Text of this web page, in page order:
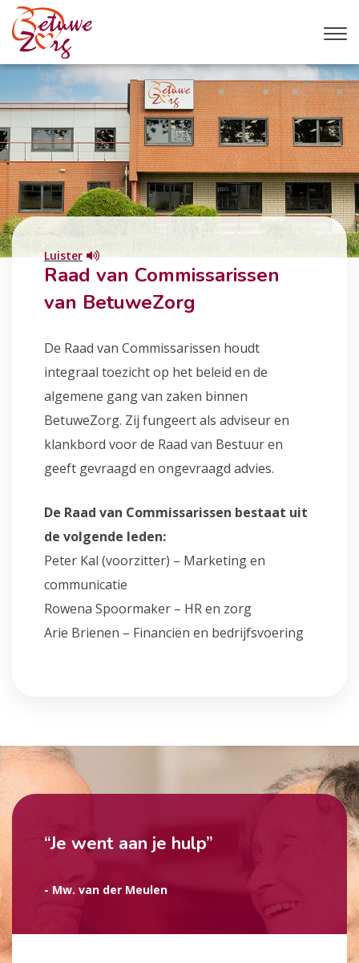
Luister
Raad van Commissarissen
van BetuweZorg
De Raad van Commissarissen houdt
integraal toezicht op het beleid en de
algemene gang van zaken binnen
BetuweZorg. Zij fungeert als adviseur en
klankbord voor de Raad van Bestuur en
geeft gevraagd en ongevraagd advies.
De Raad van Commissarissen bestaat uit
de volgende leden:
Peter Kal (voorzitter) – Marketing en
communicatie
Rowena Spoormaker – HR en zorg
Arie Brienen – Financiën en bedrijfsvoering
“Je went aan je hulp”
- Mw. van der Meulen